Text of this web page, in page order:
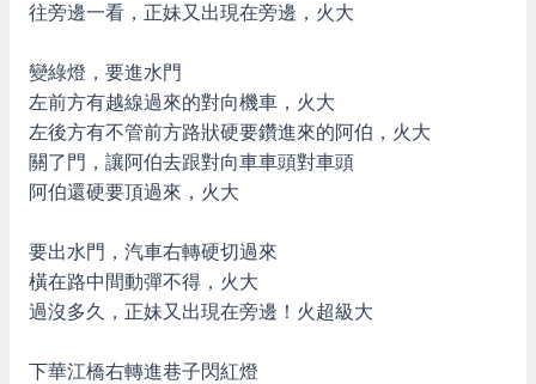
往旁邊一看，正妹又出現在旁邊，火大
變綠燈，要進水門
左前方有越線過來的對向機車，火大
左後方有不管前方路狀硬要鑽進來的阿伯，火大
關了門，讓阿伯去跟對向車車頭對車頭
阿伯還硬要頂過來，火大
要出水門，汽車右轉硬切過來
橫在路中間動彈不得，火大
過沒多久，正妹又出現在旁邊！火超級大
下華江橋右轉進巷子閃紅燈